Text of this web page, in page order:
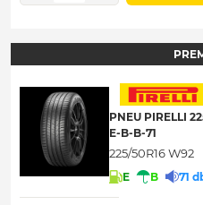
PNEU PIRELLI
E-B-B-71
225/50R16 W92
E B 71